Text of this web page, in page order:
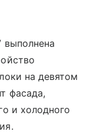
на девятом
фасада,
и холодного